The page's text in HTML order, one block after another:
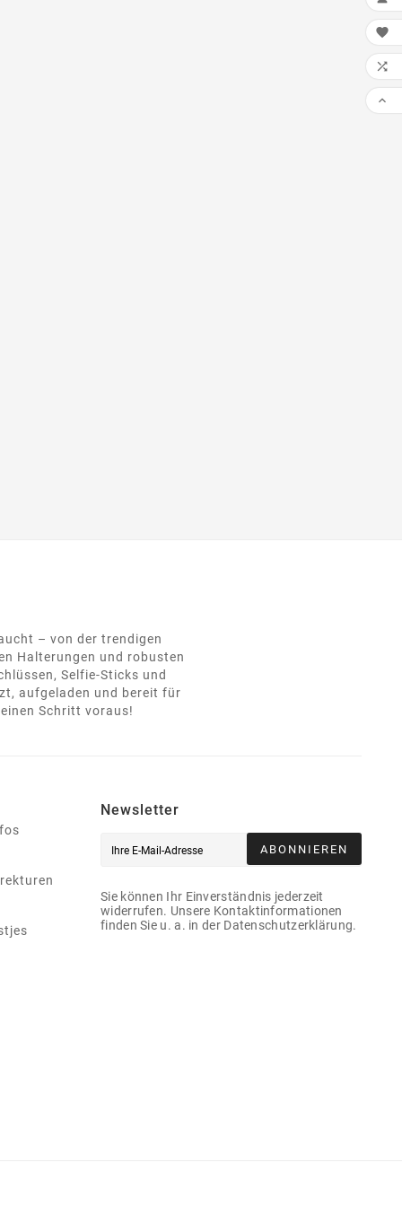
– von der trendigen
Halterungen und robusten
Selfie-Sticks und
aufgeladen und bereit für
Schritt voraus!
Newsletter
ABONNIEREN
Sie können Ihr Einverständnis jederzeit
widerrufen. Unsere Kontaktinformationen
finden Sie u. a. in der Datenschutzerklärung.


